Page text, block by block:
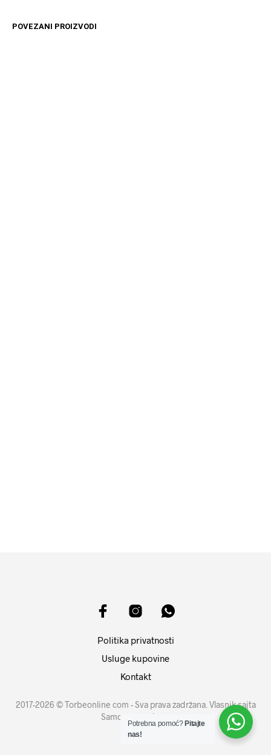
POVEZANI PROIZVODI
Politika privatnosti
Usluge kupovine
Kontakt
2017-2026 © Torbeonline com - Sva prava zadržana. Vlasnik sajta
Samouprava d.o.o.
Potrebna pomoć? Pitajte
nas!